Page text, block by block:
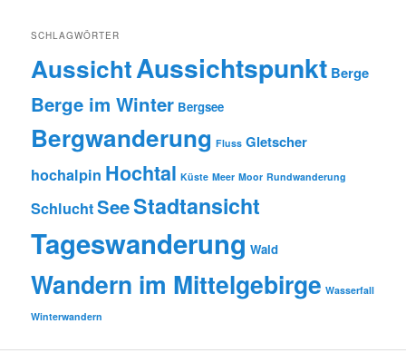
SCHLAGWÖRTER
AussichtAussichtspunkt Berge
Berge im Winter Bergsee
Bergwanderung Fluss Gletscher
hochalpin Hochtal Küste Meer Moor Rundwanderung
SchluchtSeeStadtansicht
Tageswanderung Wald
Wandern im Mittelgebirge Wasserfall
Winterwandern